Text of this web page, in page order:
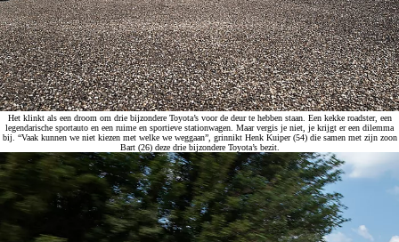
Het klinkt als een droom om drie bijzondere Toyota’s voor de deur te hebben staan. Een kekke roadster, een
legendarische sportauto en een ruime en sportieve stationwagen. Maar vergis je niet, je krijgt er een dilemma
bij. “Vaak kunnen we niet kiezen met welke we weggaan”, grinnikt Henk Kuiper (54) die samen met zijn zoon
Bart (26) deze drie bijzondere Toyota’s bezit.